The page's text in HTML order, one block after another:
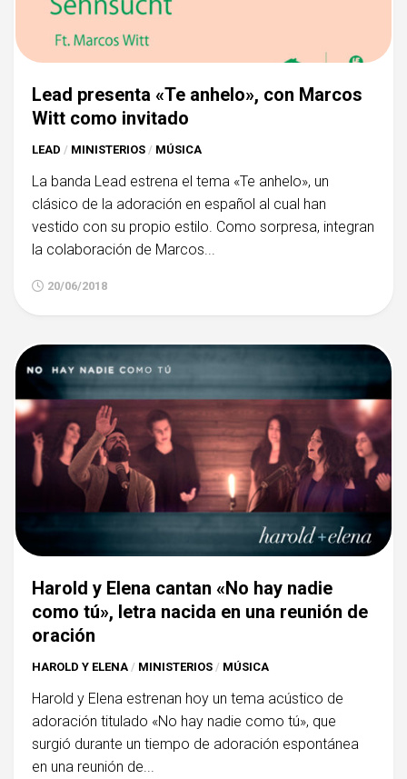
Lead presenta «Te anhelo», con Marcos
Witt como invitado
LEAD / MINISTERIOS / MÚSICA
La banda Lead estrena el tema «Te anhelo», un
clásico de la adoración en español al cual han
vestido con su propio estilo. Como sorpresa, integran
la colaboración de Marcos...
20/06/2018
Harold y Elena cantan «No hay nadie
como tú», letra nacida en una reunión de
oración
HAROLD Y ELENA / MINISTERIOS / MÚSICA
Harold y Elena estrenan hoy un tema acústico de
adoración titulado «No hay nadie como tú», que
surgió durante un tiempo de adoración espontánea
en una reunión de...